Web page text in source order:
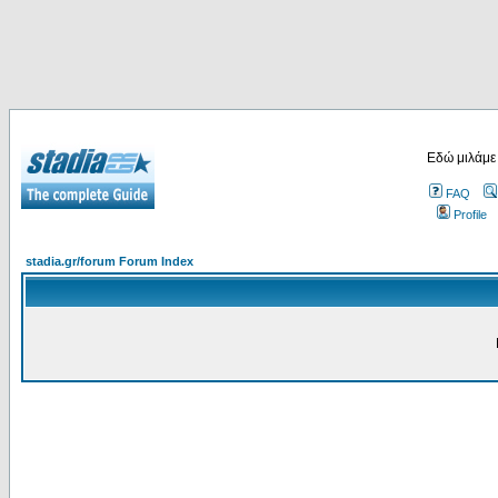
Εδώ
FAQ
Profile
stadia.gr/forum Forum Index